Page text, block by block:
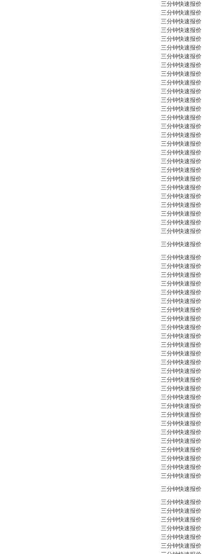
三分钟快速报价
三分钟快速报价
三分钟快速报价
三分钟快速报价
三分钟快速报价
三分钟快速报价
三分钟快速报价
三分钟快速报价
三分钟快速报价
三分钟快速报价
三分钟快速报价
三分钟快速报价
三分钟快速报价
三分钟快速报价
三分钟快速报价
三分钟快速报价
三分钟快速报价
三分钟快速报价
三分钟快速报价
三分钟快速报价
三分钟快速报价
三分钟快速报价
三分钟快速报价
三分钟快速报价
三分钟快速报价
三分钟快速报价
三分钟快速报价
三分钟快速报价
三分钟快速报价
三分钟快速报价
三分钟快速报价
三分钟快速报价
三分钟快速报价
三分钟快速报价
三分钟快速报价
三分钟快速报价
三分钟快速报价
三分钟快速报价
三分钟快速报价
三分钟快速报价
三分钟快速报价
三分钟快速报价
三分钟快速报价
三分钟快速报价
三分钟快速报价
三分钟快速报价
三分钟快速报价
三分钟快速报价
三分钟快速报价
三分钟快速报价
三分钟快速报价
三分钟快速报价
三分钟快速报价
三分钟快速报价
三分钟快速报价
三分钟快速报价
三分钟快速报价
三分钟快速报价
三分钟快速报价
三分钟快速报价
三分钟快速报价